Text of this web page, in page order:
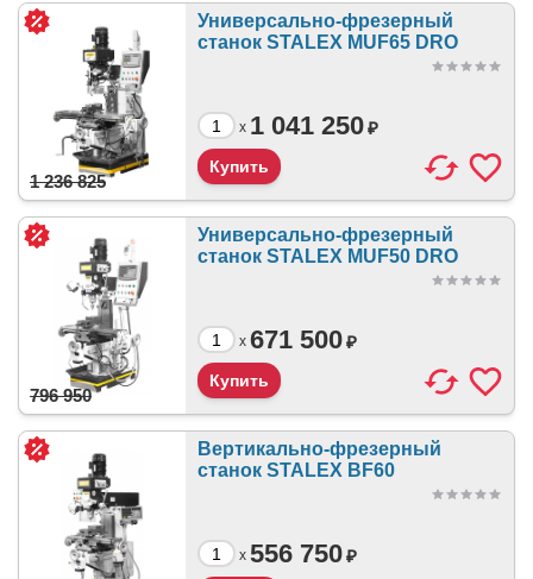
Универсально-фрезерный
станок STALEX MUF65 DRO
x
1 236 825
1 041 250₽
Универсально-фрезерный
станок STALEX MUF50 DRO
x
796 950
671 500₽
Вертикально-фрезерный
станок STALEX BF60
x 556 750₽